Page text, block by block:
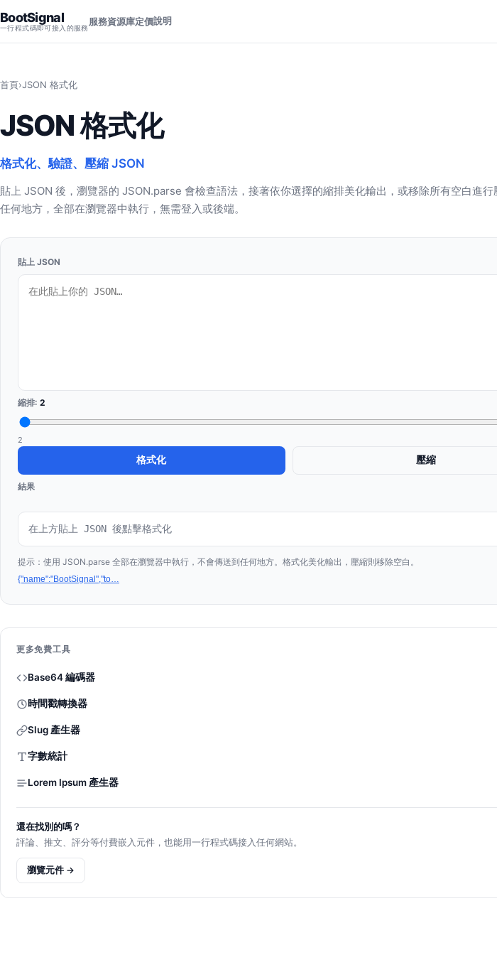
BootSignal
一行程式碼即可接入的服務
服務資源庫定價說明
首頁›JSON 格式化
JSON 格式化
格式化、驗證、壓縮 JSON
貼上 JSON 後，瀏覽器的 JSON.parse 會檢查語法，接著依你選擇的縮排美化輸出，或移除所有空白進
任何地方，全部在瀏覽器中執行，無需登入或後端。
貼上 JSON
縮排: 2
2
格式化 壓縮
結果
在上方貼上 JSON 後點擊格式化
提示：使用 JSON.parse 全部在瀏覽器中執行，不會傳送到任何地方。格式化美化輸出，壓縮則移除空白。
{"name":"BootSignal","to…
更多免費工具
Base64 編碼器
時間戳轉換器
Slug 產生器
字數統計
Lorem Ipsum 產生器
還在找別的嗎？
評論、推文、評分等付費嵌入元件，也能用一行程式碼接入任何網站。
瀏覽元件 →